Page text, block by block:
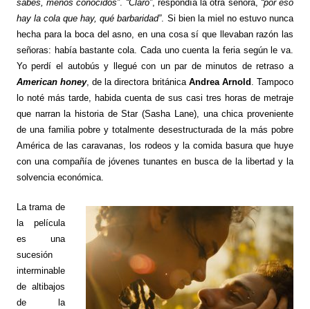
sabes, menos conocidos”. “Claro”, respondía la otra señora, “por eso
hay la cola que hay, qué barbaridad”. Si bien la miel no estuvo nunca
hecha para la boca del asno, en una cosa sí que llevaban razón las
señoras: había bastante cola. Cada uno cuenta la feria según le va.
Yo perdí el autobús y llegué con un par de minutos de retraso a
American honey, de la directora británica Andrea Arnold . Tampoco
lo noté más tarde, habida cuenta de sus casi tres horas de metraje
que narran la historia de Star (Sasha Lane), una chica proveniente
de una familia pobre y totalmente desestructurada de la más pobre
América de las caravanas, los rodeos y la comida basura que huye
con una compañía de jóvenes tunantes en busca de la libertad y la
solvencia económica.
La trama de
la película
es una
sucesión
interminable
de altibajos
de la